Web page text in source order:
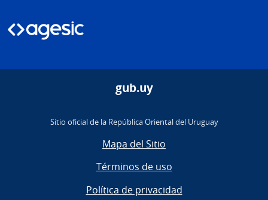
gub.uy
Sitio oficial de la República Oriental del Uruguay
Mapa del Sitio
Términos de uso
Política de privacidad